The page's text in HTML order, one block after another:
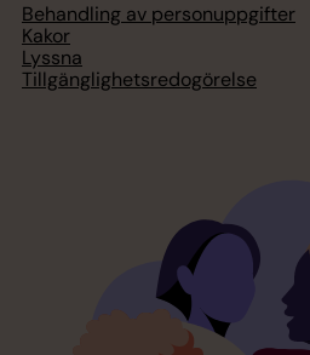
Behandling av personuppgifter
Kakor
Lyssna
Tillgänglighetsredogörelse